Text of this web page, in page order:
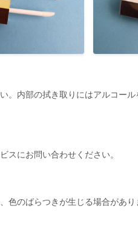
。内部の拭き取りにはアルコー
スにお問い合わせください。
色のばらつきが生じる場合があ